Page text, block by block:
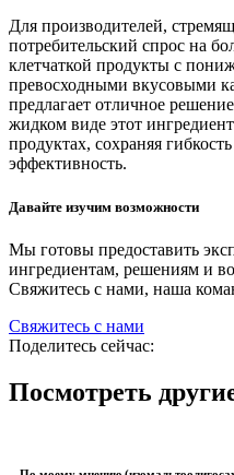
Для производителей,
потребительский спрос на
клетчаткой продукты с
превосходными вкусовыми
предлагает отличное
жидком виде этот
продуктах, сохраняя
эффективность.
Давайте изучим возможности
Мы готовы предоставить
ингредиентам, решениям и
Свяжитесь с нами, наша
Свяжитесь с нами
Поделитесь сейчас:
Посмотреть